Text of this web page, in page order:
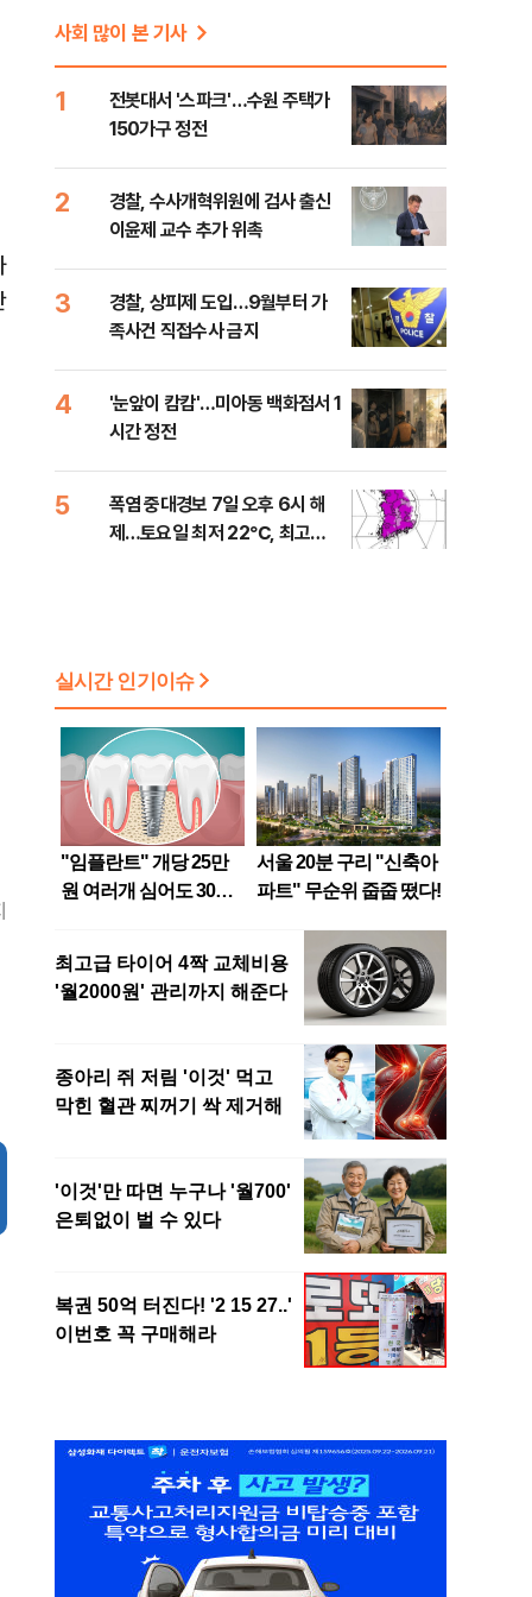
사회 많이 본 기사
1
전봇대서 '스파크'…수원 주택가
150가구 정전
2
경찰, 수사개혁위원에 검사 출신
이윤제 교수 추가 위촉
3
경찰, 상피제 도입…9월부터 가
족사건 직접수사 금지
4
'눈앞이 캄캄'…미아동 백화점서 1
시간 정전
5
폭염 중대경보 7일 오후 6시 해
제…토요일 최저 22℃, 최고